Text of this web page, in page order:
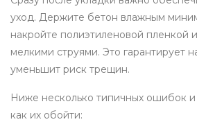
уход. Держите бетон влажным
накройте полиэтиленовой пленкой
мелкими струями. Это гарантирует
уменьшит риск трещин.
Ниже несколько типичных ошибок и
как их обойти: